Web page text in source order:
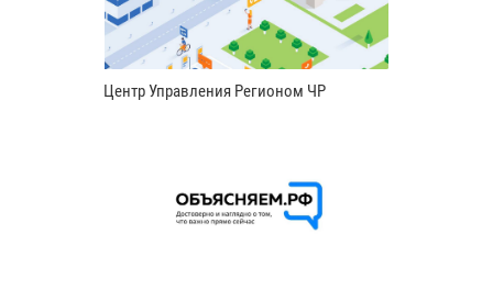
Центр Управления Регионом ЧР